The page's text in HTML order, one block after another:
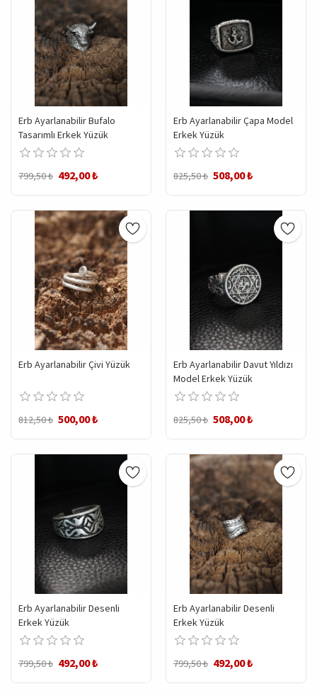
Erb Ayarlanabilir Bufalo
Tasarımlı Erkek Yüzük
799,50 ₺ 492,00 ₺
Erb Ayarlanabilir Çapa Model
Erkek Yüzük
825,50 ₺ 508,00 ₺
Erb Ayarlanabilir Çivi Yüzük
812,50 ₺ 500,00 ₺
Erb Ayarlanabilir Davut Yıldızı
Model Erkek Yüzük
825,50 ₺ 508,00 ₺
Erb Ayarlanabilir Desenli
Erkek Yüzük
799,50 ₺ 492,00 ₺
Erb Ayarlanabilir Desenli
Erkek Yüzük
799,50 ₺ 492,00 ₺